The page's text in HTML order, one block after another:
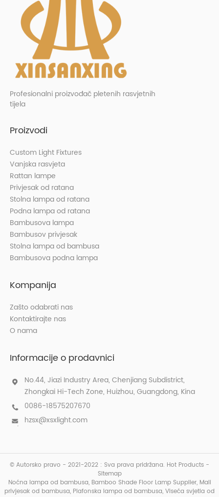
Profesionalni proizvođač pletenih rasvjetnih
tijela
Proizvodi
Custom Light Fixtures
Vanjska rasvjeta
Rattan lampe
Privjesak od ratana
Stolna lampa od ratana
Podna lampa od ratana
Bambusova lampa
Bambusov privjesak
Stolna lampa od bambusa
Bambusova podna lampa
Kompanija
Zašto odabrati nas
Kontaktirajte nas
O nama
Informacije o prodavnici
No.44, Jiazi Industry Area, Chenjiang Subdistrict,
Zhongkai Hi-Tech Zone, Huizhou, Guangdong, Kina
0086-18575207670
hzsx@xsxlight.com
© Autorsko pravo - 2021-2022 : Sva prava pridržana. Hot Products -
Sitemap
Noćna lampa od bambusa, Bamboo Shade Floor Lamp Supplier, Mali
privjesak od bambusa, Plafonska lampa od bambusa, Viseća svjetla od